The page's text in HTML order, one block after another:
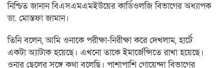
নিশ্চিত জানান বিএসএমএমইউয়ের কার্ডিওলজি বিভাগের অধ্যাপক
ডা. মোস্তফা জামান।
তিনি বলেন, আমি ওনাকে পরীক্ষা-নিরীক্ষা করে দেখলাম, হার্টে
একটা অ্যাটাক হয়েছে। এখনো তাকে ইমার্জেন্সিতে রাখা হয়েছে।
ওনার ছেলের সঙ্গে কথা বলেছি। পাশাপাশি গোয়েন্দা বিভাগের